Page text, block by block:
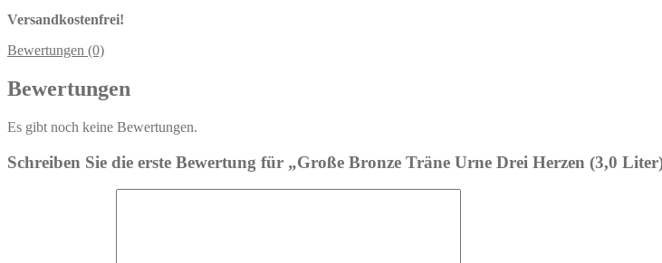
Versandkostenfrei!
Bewertungen (0)
Bewertungen
Es gibt noch keine Bewertungen.
Schreiben Sie die erste Bewertung für „Große Bronze Träne Urne Drei Herzen (3,0